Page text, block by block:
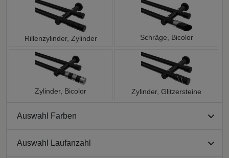
Rillenzylinder, Zylinder Schräge, Bicolor
Zylinder, Bicolor Zylinder, Glitzersteine
Auswahl Farben
Auswahl Laufanzahl